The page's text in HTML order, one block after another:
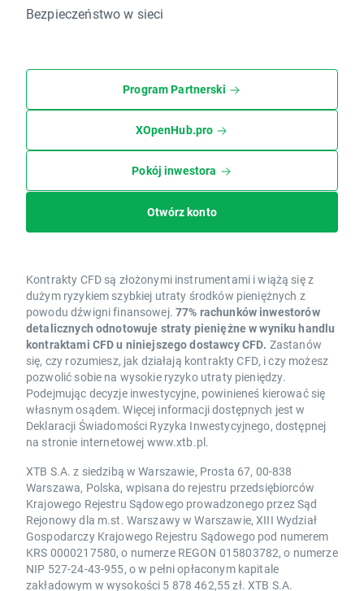
Bezpieczeństwo w sieci
Program Partnerski
XOpenHub.pro
Pokój inwestora
Otwórz konto
Kontrakty CFD są złożonymi instrumentami i wiążą się z
dużym ryzykiem szybkiej utraty środków pieniężnych z
powodu dźwigni finansowej. 77% rachunków inwestorów
detalicznych odnotowuje straty pieniężne w wyniku handlu
kontraktami CFD u niniejszego dostawcy CFD. Zastanów
się, czy rozumiesz, jak działają kontrakty CFD, i czy możesz
pozwolić sobie na wysokie ryzyko utraty pieniędzy.
Podejmując decyzje inwestycyjne, powinieneś kierować się
własnym osądem. Więcej informacji dostępnych jest w
Deklaracji Świadomości Ryzyka Inwestycyjnego, dostępnej
na stronie internetowej www.xtb.pl.
XTB S.A. z siedzibą w Warszawie, Prosta 67, 00-838
Warszawa, Polska, wpisana do rejestru przedsiębiorców
Krajowego Rejestru Sądowego prowadzonego przez Sąd
Rejonowy dla m.st. Warszawy w Warszawie, XIII Wydział
Gospodarczy Krajowego Rejestru Sądowego pod numerem
KRS 0000217580, o numerze REGON 015803782, o numerze
NIP 527-24-43-955, o w pełni opłaconym kapitale
zakładowym w wysokości 5 878 462,55 zł. XTB S.A.